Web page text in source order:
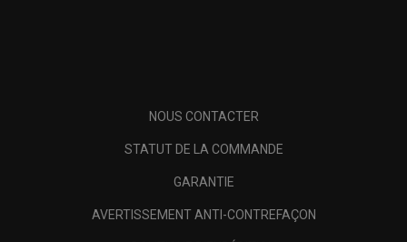
NOUS CONTACTER
STATUT DE LA COMMANDE
GARANTIE
AVERTISSEMENT ANTI-CONTREFAÇON